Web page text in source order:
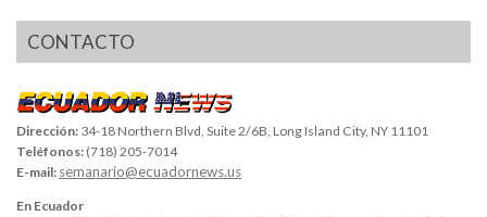
CONTACTO
Dirección: 34-18 Northern Blvd, Suite 2/6B, Long Island City, NY 11101
Teléfonos: (718) 205-7014
E-mail: semanario@ecuadornews.us
En Ecuador